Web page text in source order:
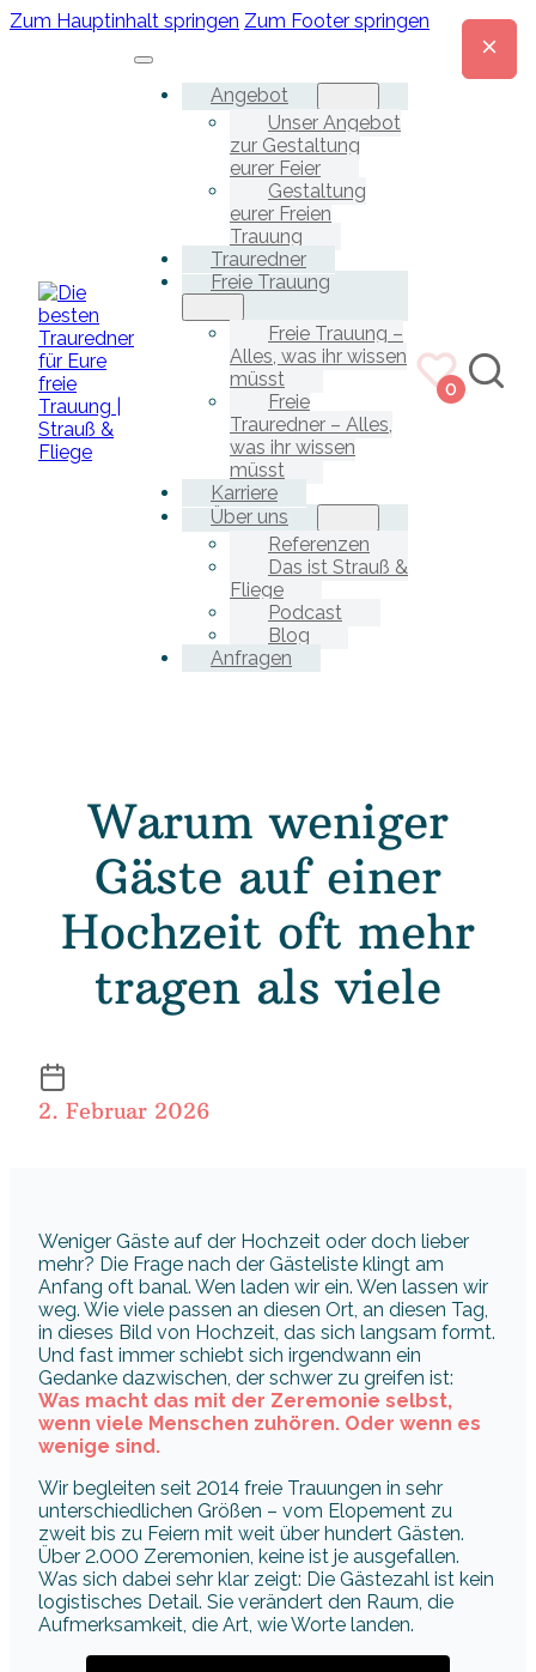
Zum Hauptinhalt springen Zum Footer springen
Angebot
Unser Angebot
zur Gestaltung
eurer Feier
Gestaltung
eurer Freien
Trauung
Trauredner
Freie Trauung
Freie Trauung –
Alles, was ihr wissen
müsst
Freie
Trauredner – Alles,
was ihr wissen
müsst
Karriere
Über uns
Referenzen
Das ist Strauß &
Fliege
Podcast
Blog
Anfragen
0
Warum weniger
Gäste auf einer
Hochzeit oft mehr
tragen als viele
2. Februar 2026
Weniger Gäste auf der Hochzeit oder doch lieber
mehr? Die Frage nach der Gästeliste klingt am
Anfang oft banal. Wen laden wir ein. Wen lassen wir
weg. Wie viele passen an diesen Ort, an diesen Tag,
in dieses Bild von Hochzeit, das sich langsam formt.
Und fast immer schiebt sich irgendwann ein
Gedanke dazwischen, der schwer zu greifen ist:
Was macht das mit der Zeremonie selbst,
wenn viele Menschen zuhören. Oder wenn es
wenige sind.
Wir begleiten seit 2014 freie Trauungen in sehr
unterschiedlichen Größen – vom Elopement zu
zweit bis zu Feiern mit weit über hundert Gästen.
Über 2.000 Zeremonien, keine ist je ausgefallen.
Was sich dabei sehr klar zeigt: Die Gästezahl ist kein
logistisches Detail. Sie verändert den Raum, die
Aufmerksamkeit, die Art, wie Worte landen.